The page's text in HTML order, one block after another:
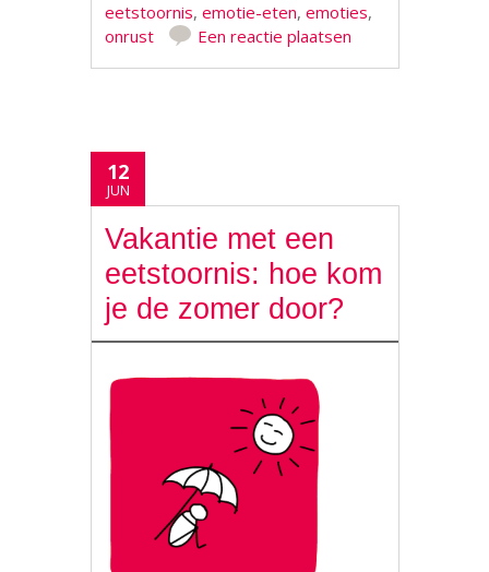
eetstoornis,emotie-eten,emoties,
onrust
Een reactie plaatsen
12
JUN
Vakantie met een
eetstoornis: hoe kom
je de zomer door?